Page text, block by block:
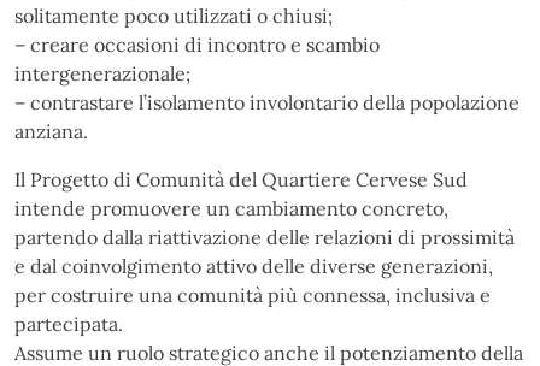
solitamente poco utilizzati o chiusi;
– creare occasioni di incontro e scambio
intergenerazionale;
– contrastare l’isolamento involontario della popolazione
anziana.
Il Progetto di Comunità del Quartiere Cervese Sud
intende promuovere un cambiamento concreto,
partendo dalla riattivazione delle relazioni di prossimità
e dal coinvolgimento attivo delle diverse generazioni,
per costruire una comunità più connessa, inclusiva e
partecipata.
Assume un ruolo strategico anche il potenziamento della